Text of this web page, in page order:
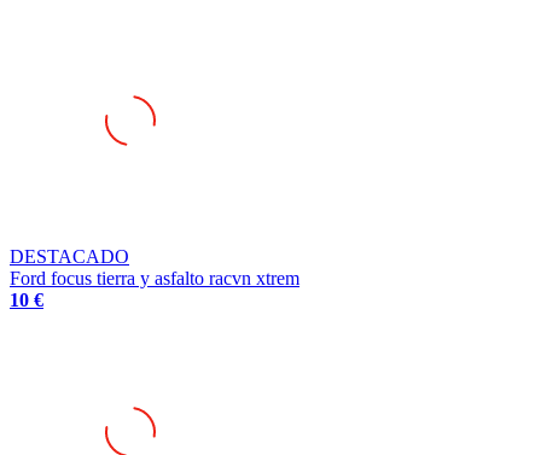
DESTACADO
Ford focus tierra y asfalto racvn xtrem
10 €